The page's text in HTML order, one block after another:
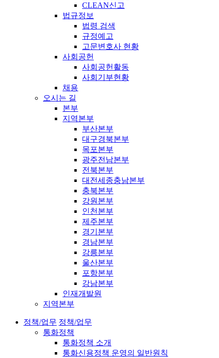
CLEAN신고
법규정보
법령 검색
규정예고
고문변호사 현황
사회공헌
사회공헌활동
사회기부현황
채용
오시는 길
본부
지역본부
부산본부
대구경북본부
목포본부
광주전남본부
전북본부
대전세종충남본부
충북본부
강원본부
인천본부
제주본부
경기본부
경남본부
강릉본부
울산본부
포항본부
강남본부
인재개발원
지역본부
정책/업무 정책/업무
통화정책
통화정책 소개
통화신용정책 운영의 일반원칙